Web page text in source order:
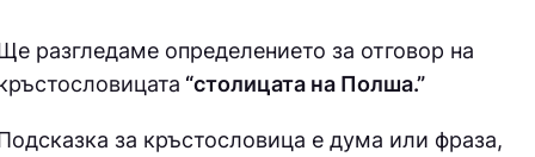
разгледаме определението за отговор на
“столицата на Полша.”
за кръстословица е дума или фраза,